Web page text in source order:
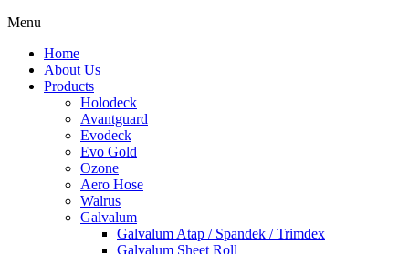
Menu
Home
About Us
Products
Holodeck
Avantguard
Evodeck
Evo Gold
Ozone
Aero Hose
Walrus
Galvalum
Galvalum Atap / Spandek / Trimdex
Galvalum Sheet Roll